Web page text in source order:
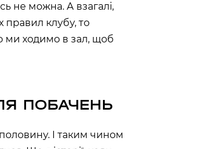
не можна. А взагалі,
клубу, то
ми ходимо в зал, щоб
ПОБАЧЕНЬ
І таким чином